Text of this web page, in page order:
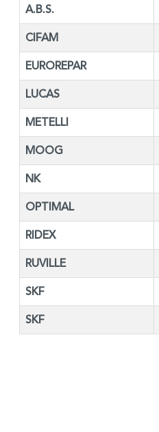
A.B.S.
CIFAM
EUROREPAR
LUCAS
METELLI
MOOG
NK
OPTIMAL
RIDEX
RUVILLE
SKF
SKF